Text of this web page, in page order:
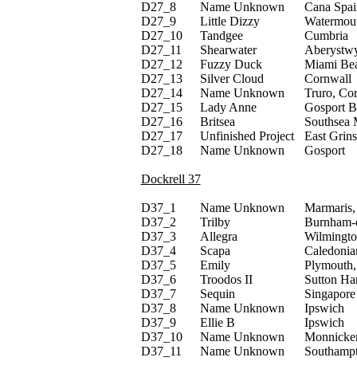
D27_ 8 Name Unknown
Cana
D27_ 9 Little Dizzy
D27_ 10 Tandgee
Cumbria
D27_ 11 Shearwater
D27_ 12 Fuzzy Duck
Miami
D27_ 13 Silver Cloud
Cornwall
D27_ 14 Name Unknown
Truro,
D27_ 15 Lady Anne
Gosport
D27_ 16 Britsea
Southsea
D27_ 17 Unfinished Project
East
D27_ 18 Name Unknown Gosport
Dockrell 37
D37_ 1 Name Unknown
D37_ 2 Trilby
D37_ 3 Allegra
D37_ 4 Scapa
D37_ 5 Emily
D37_ 6 Troodos II
Sutton
D37_ 7 Sequin
Singapore
D37_ 8 Name Unknown
Ipswich
D37_ 9 Ellie B
Ipswich
D37_ 10 Name Unknown
D37_ 11 Name Unknown